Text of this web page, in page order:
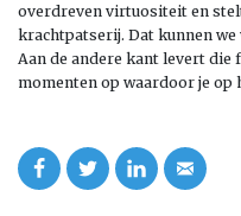
overdreven virtuositeit en
krachtpatserij. Dat kunnen
Aan de andere kant levert die
momenten op waardoor je op